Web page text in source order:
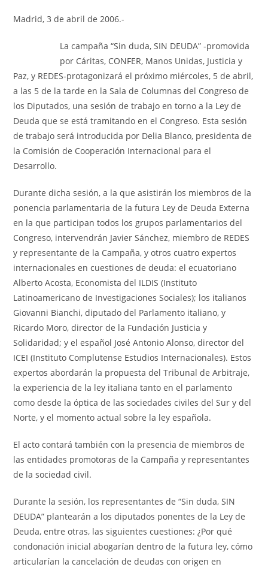
Madrid, 3 de abril de 2006.-
La campaña “Sin duda, SIN DEUDA” -promovida
por Cáritas, CONFER, Manos Unidas, Justicia y
Paz, y REDES-protagonizará el próximo miércoles, 5 de abril,
a las 5 de la tarde en la Sala de Columnas del Congreso de
los Diputados, una sesión de trabajo en torno a la Ley de
Deuda que se está tramitando en el Congreso. Esta sesión
de trabajo será introducida por Delia Blanco, presidenta de
la Comisión de Cooperación Internacional para el
Desarrollo.
Durante dicha sesión, a la que asistirán los miembros de la
ponencia parlamentaria de la futura Ley de Deuda Externa
en la que participan todos los grupos parlamentarios del
Congreso, intervendrán Javier Sánchez, miembro de REDES
y representante de la Campaña, y otros cuatro expertos
internacionales en cuestiones de deuda: el ecuatoriano
Alberto Acosta, Economista del ILDIS (Instituto
Latinoamericano de Investigaciones Sociales); los italianos
Giovanni Bianchi, diputado del Parlamento italiano, y
Ricardo Moro, director de la Fundación Justicia y
Solidaridad; y el español José Antonio Alonso, director del
ICEI (Instituto Complutense Estudios Internacionales). Estos
expertos abordarán la propuesta del Tribunal de Arbitraje,
la experiencia de la ley italiana tanto en el parlamento
como desde la óptica de las sociedades civiles del Sur y del
Norte, y el momento actual sobre la ley española.
El acto contará también con la presencia de miembros de
las entidades promotoras de la Campaña y representantes
de la sociedad civil.
Durante la sesión, los representantes de “Sin duda, SIN
DEUDA” plantearán a los diputados ponentes de la Ley de
Deuda, entre otras, las siguientes cuestiones: ¿Por qué
condonación inicial abogarían dentro de la futura ley, cómo
articularían la cancelación de deudas con origen en